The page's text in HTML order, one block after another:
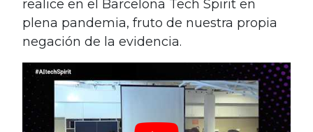
realice en el Barcelona Tech Spirit en
plena pandemia, fruto de nuestra propia
negación de la evidencia.